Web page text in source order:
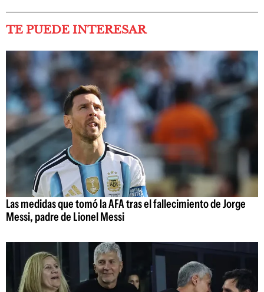
TE PUEDE INTERESAR
Las medidas que tomó la AFA tras el fallecimiento de Jorge
Messi, padre de Lionel Messi